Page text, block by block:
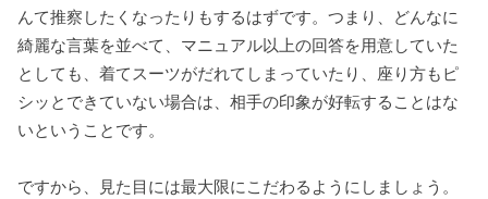
んて推察したくなったりもするはずです。つまり、どんなに
綺麗な言葉を並べて、マニュアル以上の回答を用意していた
としても、着てスーツがだれてしまっていたり、座り方もピ
シッとできていない場合は、相手の印象が好転することはな
いということです。
ですから、見た目には最大限にこだわるようにしましょう。